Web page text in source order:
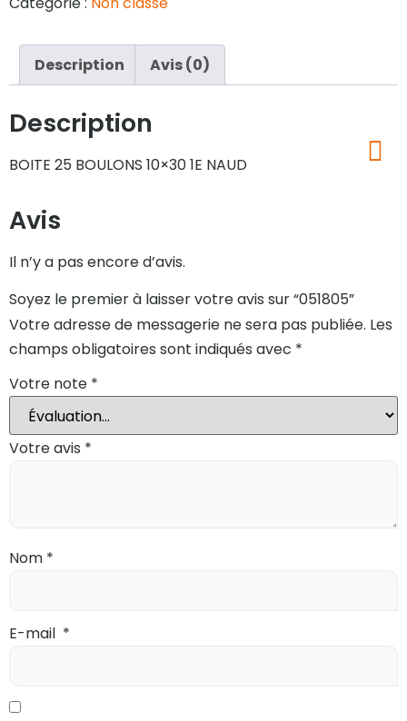
Description Avis (0)
Description
BOITE 25 BOULONS 10×30 1E NAUD
Avis
Il n’y a pas encore d’avis.
Soyez le premier à laisser votre avis sur “051805”
Votre adresse de messagerie ne sera pas publiée. Les
champs obligatoires sont indiqués avec *
Votre note *
Votre avis *
Nom *
E-mail *